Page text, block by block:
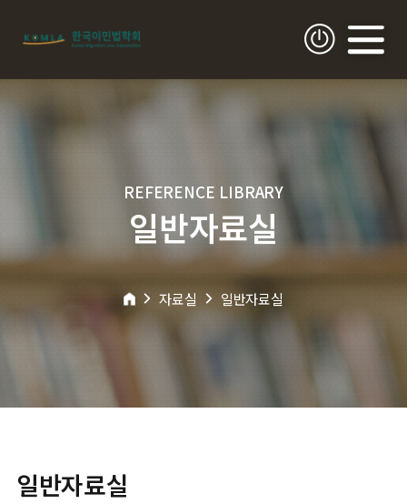
REFERENCE LIBRARY
일반자료실
자료실 일반자료실
일반자료실